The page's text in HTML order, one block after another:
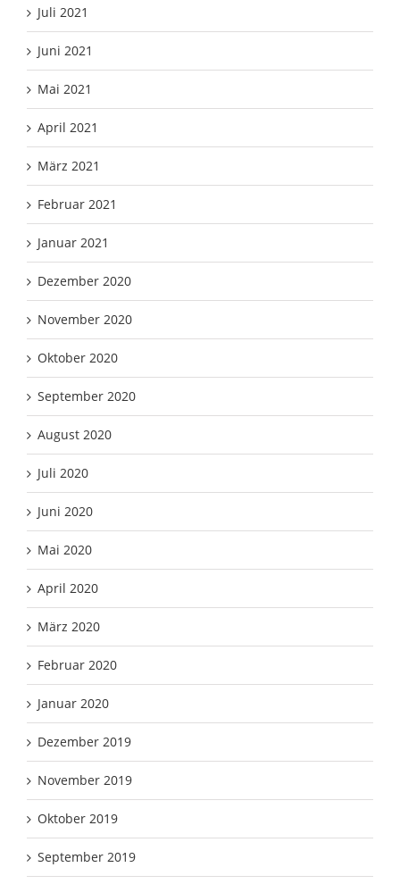
Juli 2021
Juni 2021
Mai 2021
April 2021
März 2021
Februar 2021
Januar 2021
Dezember 2020
November 2020
Oktober 2020
September 2020
August 2020
Juli 2020
Juni 2020
Mai 2020
April 2020
März 2020
Februar 2020
Januar 2020
Dezember 2019
November 2019
Oktober 2019
September 2019